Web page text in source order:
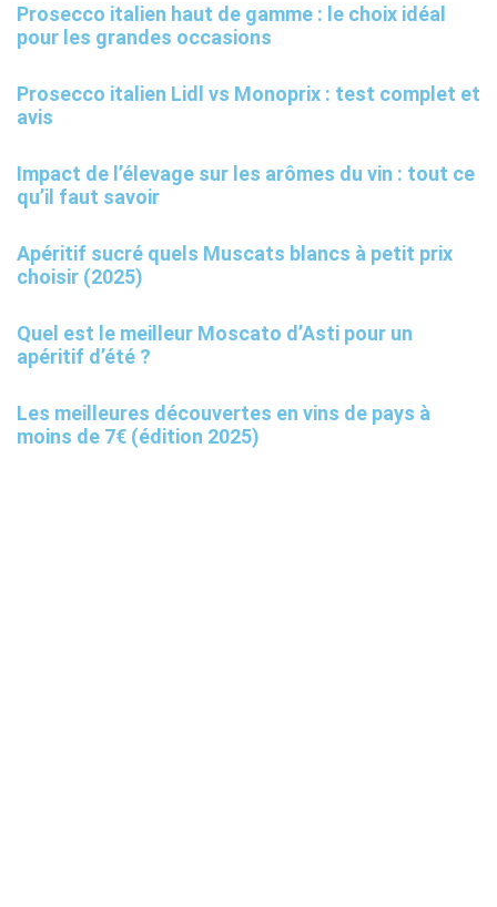
Prosecco italien haut de gamme : le choix idéal
pour les grandes occasions
Prosecco italien Lidl vs Monoprix : test complet et
avis
Impact de l’élevage sur les arômes du vin : tout ce
qu’il faut savoir
Apéritif sucré quels Muscats blancs à petit prix
choisir (2025)
Quel est le meilleur Moscato d’Asti pour un
apéritif d’été ?
Les meilleures découvertes en vins de pays à
moins de 7€ (édition 2025)